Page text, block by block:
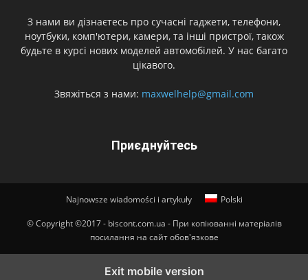
З нами ви дізнаєтесь про сучасні гаджети, телефони,
ноутбуки, комп'ютери, камери, та інші пристрої, також
будьте в курсі нових моделей автомобілей. У нас багато
цікавого.
Звяжіться з нами: maxwelhelp@gmail.com
Приєднуйтесь
Najnowsze wiadomości i artykuły Polski
© Copyright ©2017 - biscont.com.ua - При копіюванні матеріалів
посилання на сайт обов'язкове
Exit mobile version